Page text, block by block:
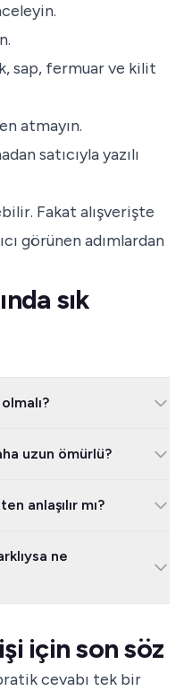
sap, fermuar ve kilit
atmayın.
satıcıyla yazılı
Fakat alışverişte
görünen adımlardan
sık
değişir. Ürünü alırken 55
uzun ömürlü?
Sık uçuşta kaliteli sert
anlaşılır mı?
ve servis kelimelerini
yüksek olsa bile temkinli
ne
hakkı süresi içinde hareket
için son söz
cevabı tek bir